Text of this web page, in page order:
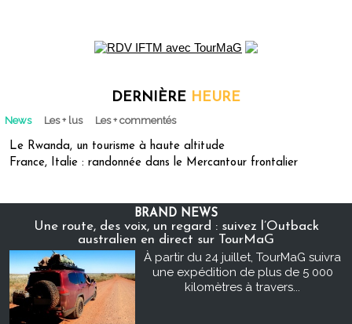
DERNIÈRE HEURE
News Les + lus Les + commentés
Le Rwanda, un tourisme à haute altitude
France, Italie : randonnée dans le Mercantour frontalier
BRAND NEWS
Une route, des voix, un regard : suivez l’Outback
australien en direct sur TourMaG
À partir du 24 juillet, TourMaG suivra
une expédition de plus de 5 000
kilomètres à travers...